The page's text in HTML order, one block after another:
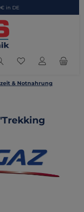
in DE
Du hast 0
& Notnahrung